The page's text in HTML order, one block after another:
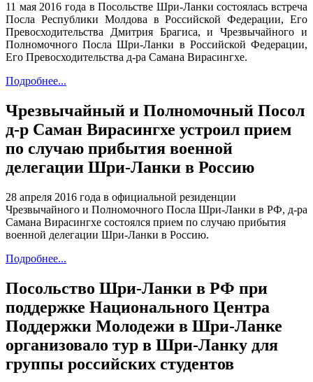
11 мая 2016 года в Посольстве Шри-Ланки состоялась встреча
Посла Республики Молдова в Российской Федерации, Его
Превосходительства Дмитрия Брагиса, и Чрезвычайного и
Полномочного Посла Шри-Ланки в Российской Федерации,
Его Превосходительства д-ра Самана Вирасингхе.
Подробнее...
Чрезвычайный и Полномочный Посол
д-р Саман Вирасингхе устроил прием
по случаю прибытия военной
делегации Шри-Ланки в Россию
28 апреля 2016 года в официальной резиденции
Чрезвычайного и Полномочного Посла Шри-Ланки в РФ, д-ра
Самана Вирасингхе состоялся прием по случаю прибытия
военной делегации Шри-Ланки в Россию.
Подробнее...
Посольство Шри-Ланки в РФ при
поддержке Национального Центра
Поддержки Молодежи в Шри-Ланке
организовало тур в Шри-Ланку для
группы российских студентов